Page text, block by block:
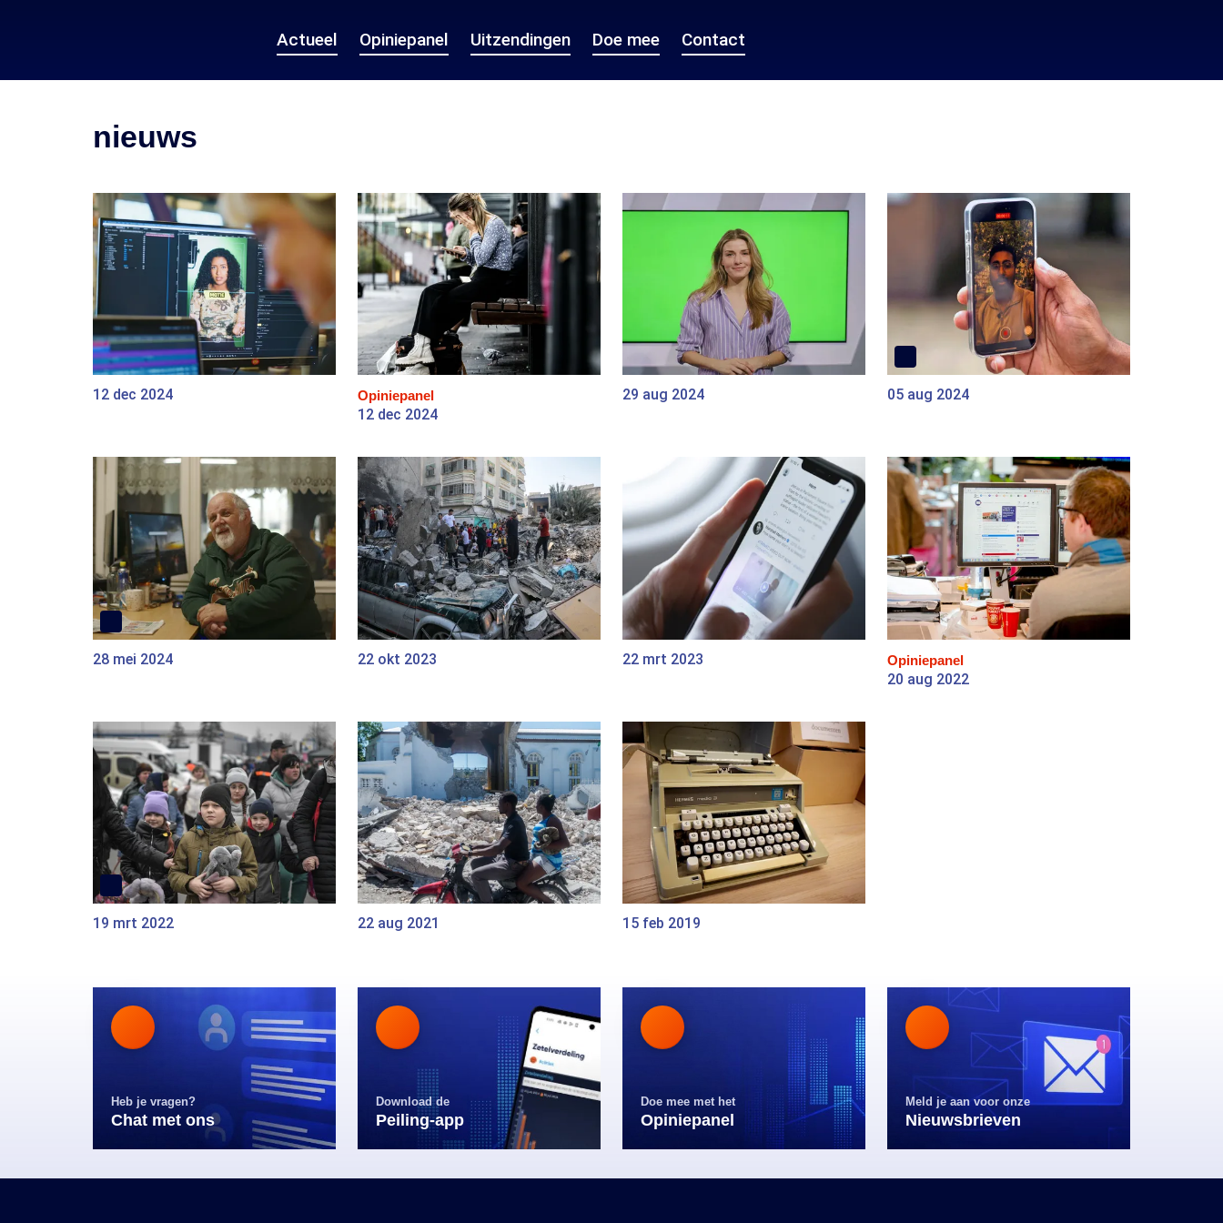
Actueel Opiniepanel Uitzendingen Doe mee Contact
nieuws
12 dec 2024 Opiniepanel
12 dec 2024
29 aug 2024 05 aug 2024
28 mei 2024 22 okt 2023 22 mrt 2023 Opiniepanel
20 aug 2022
19 mrt 2022 22 aug 2021 15 feb 2019
Heb je vragen?
Chat met ons
Download de
Peiling-app
Doe mee met het
Opiniepanel
Meld je aan voor onze
Nieuwsbrieven